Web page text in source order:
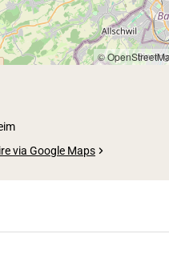
©
via Google Maps